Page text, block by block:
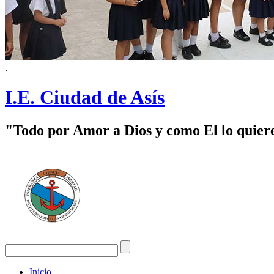
.
I.E. Ciudad de Asís
"Todo por Amor a Dios y como El lo
Inicio